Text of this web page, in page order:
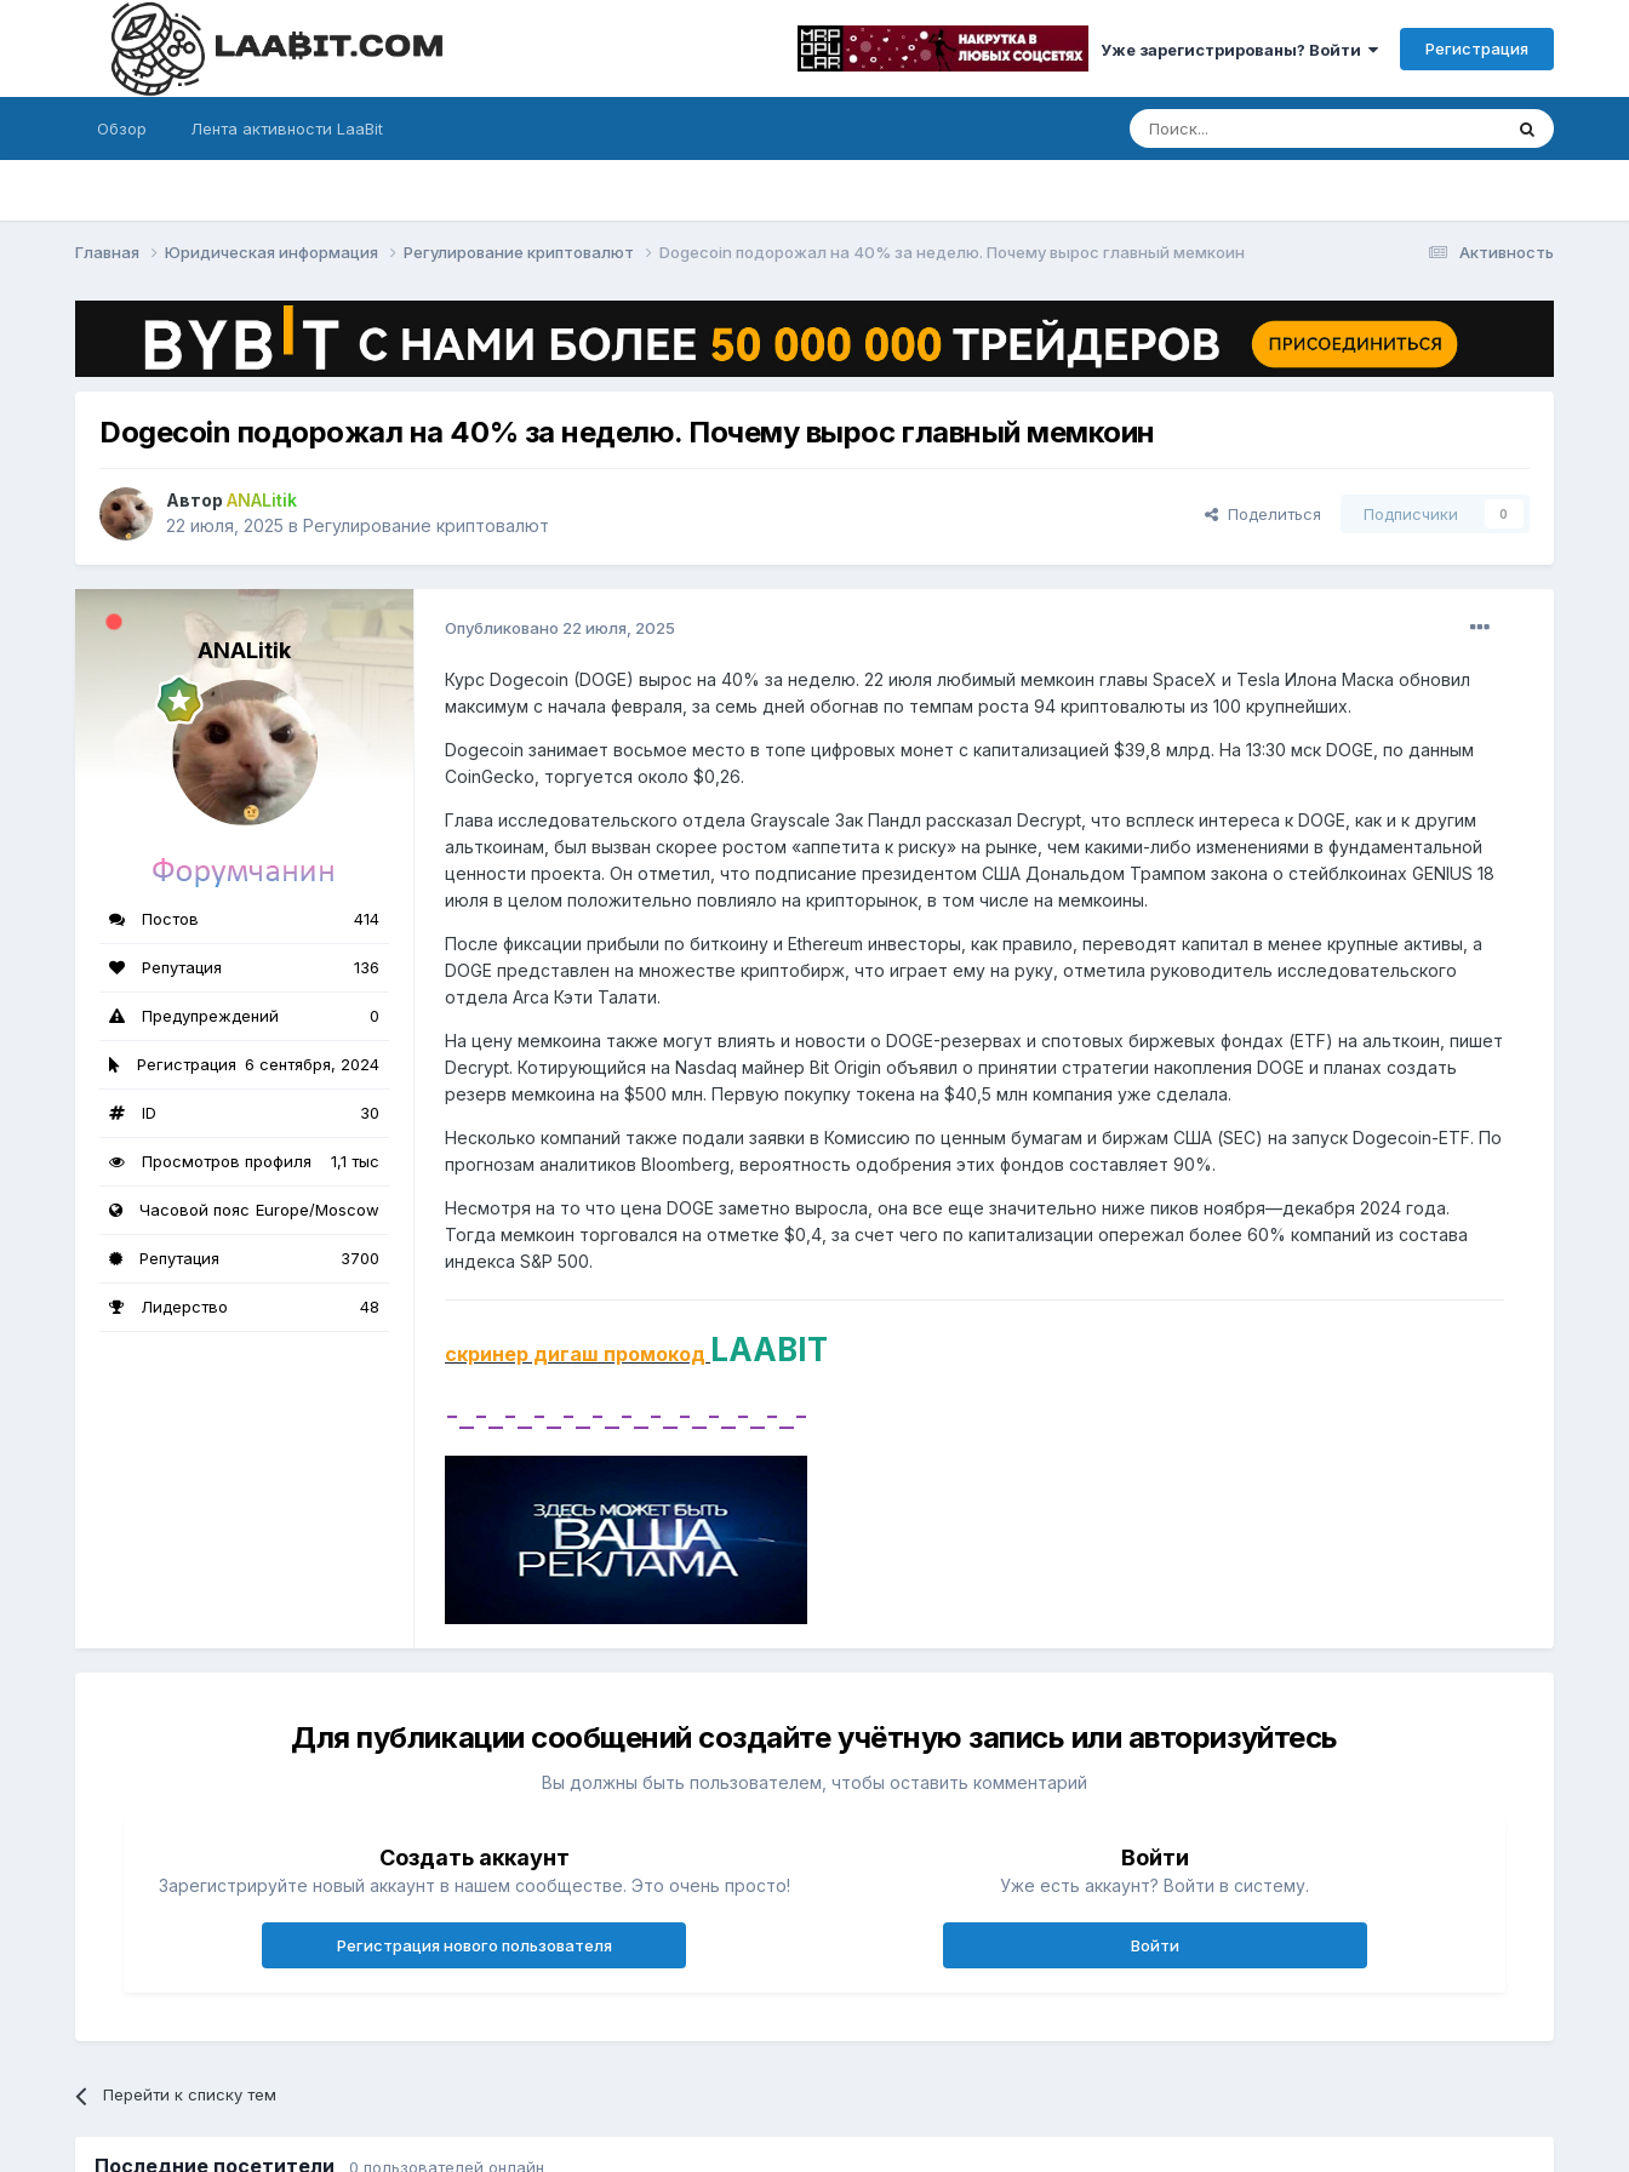
Уже зарегистрированы? Войти Регистрация
Обзор Лента активности LaaBit
Активность
Главная Юридическая информация Регулирование криптовалют Dogecoin подорожал на 40% за неделю. Почему вырос главный мемкоин
Dogecoin подорожал на 40% за неделю. Почему вырос главный мемкоин
АвторANALitik
22 июля, 2025 вРегулирование криптовалют
Поделиться Подписчики 0
ANALitik
Постов 414
Репутация 136
Предупреждений 0
Регистрация 6 сентября, 2024
ID 30
Просмотров профиля 1,1 тыс
Часовой пояс Europe/Moscow
Репутация 3700
Лидерство 48
Опубликовано 22 июля, 2025
Курс Dogecoin (DOGE) вырос на 40% за неделю. 22 июля любимый мемкоин главы SpaceX и Tesla Илона Маска обновил
максимум с начала февраля, за семь дней обогнав по темпам роста 94 криптовалюты из 100 крупнейших.
Dogecoin занимает восьмое место в топе цифровых монет с капитализацией $39,8 млрд. На 13:30 мск DOGE, по данным
CoinGecko, торгуется около $0,26.
Глава исследовательского отдела Grayscale Зак Пандл рассказал Decrypt, что всплеск интереса к DOGE, как и к другим
альткоинам, был вызван скорее ростом «аппетита к риску» на рынке, чем какими-либо изменениями в фундаментальной
ценности проекта. Он отметил, что подписание президентом США Дональдом Трампом закона о стейблкоинах GENIUS 18
июля в целом положительно повлияло на крипторынок, в том числе на мемкоины.
После фиксации прибыли по биткоину и Ethereum инвесторы, как правило, переводят капитал в менее крупные активы, а
DOGE представлен на множестве криптобирж, что играет ему на руку, отметила руководитель исследовательского
отдела Arca Кэти Талати.
На цену мемкоина также могут влиять и новости о DOGE-резервах и спотовых биржевых фондах (ETF) на альткоин, пишет
Decrypt. Котирующийся на Nasdaq майнер Bit Origin объявил о принятии стратегии накопления DOGE и планах создать
резерв мемкоина на $500 млн. Первую покупку токена на $40,5 млн компания уже сделала.
Несколько компаний также подали заявки в Комиссию по ценным бумагам и биржам США (SEC) на запуск Dogecoin-ETF. По
прогнозам аналитиков Blооmberg, вероятность одобрения этих фондов составляет 90%.
Несмотря на то что цена DOGE заметно выросла, она все еще значительно ниже пиков ноября—декабря 2024 года.
Тогда мемкоин торговался на отметке $0,4, за счет чего по капитализации опережал более 60% компаний из состава
индекса S&P 500.
скринер дигаш промокод LAABIT
-_-_-_-_-_-_-_-_-_-_-_-_-
Для публикации сообщений создайте учётную запись или авторизуйтесь
Вы должны быть пользователем, чтобы оставить комментарий
Создать аккаунт
Зарегистрируйте новый аккаунт в нашем сообществе. Это очень просто!
Регистрация нового пользователя
Войти
Уже есть аккаунт? Войти в систему.
Войти
Перейти к списку тем
Последние посетители 0 пользователей онлайн